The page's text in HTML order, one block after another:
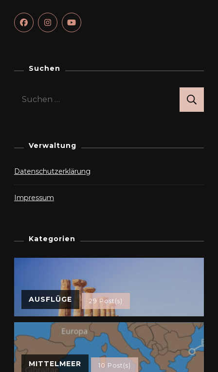
Suchen
Suchen
Verwaltung
Datenschutzerklärung
Impressum
Kategorien
AUSFLÜGE 29 Post(s)
MITTELMEER 10 Post(s)